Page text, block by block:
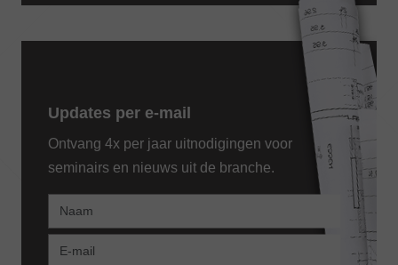
Updates per e-mail
Ontvang 4x per jaar uitnodigingen voor
seminairs en nieuws uit de branche.